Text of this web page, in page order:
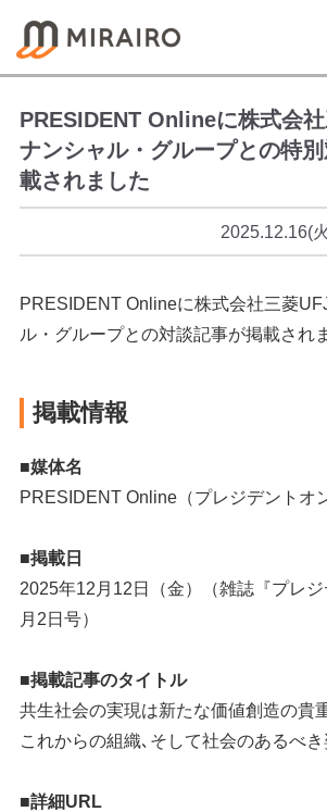
PRESIDENT Onlineに株式会
ナンシャル・グループとの特
載されました
2025.12.16(
PRESIDENT Onlineに株式会社三菱
ル・グループとの対談記事が掲載され
掲載情報
■媒体名
PRESIDENT Online（プレジデントオ
■掲載日
2025年12月12日（金）（雑誌『プレ
月2日号）
■掲載記事のタイトル
共生社会の実現は新たな価値創造の貴
これからの組織､そして社会のあるべ
■詳細URL